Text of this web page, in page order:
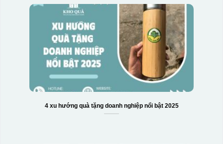
4 xu hướng quà tặng doanh nghiệp nổi bật 2025